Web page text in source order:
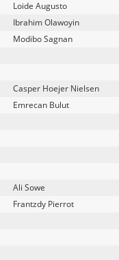
Loide Augusto
Ibrahim Olawoyin
Modibo Sagnan
Casper Hoejer Nielsen
Emrecan Bulut
Ali Sowe
Frantzdy Pierrot